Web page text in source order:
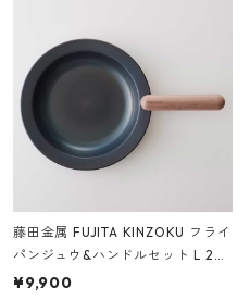
藤田金属 FUJITA KINZOKU フライ
パンジュウ&ハンドルセット L 24c
m ガス火・IH対応 鉄フライパン
¥9,900